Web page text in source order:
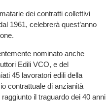
dei contratti collettivi
1961, celebrerà quest’anno
nominato anche
Edili VCO, e del
45 lavoratori edili della
contrattuale di anzianità
il traguardo dei 40 anni